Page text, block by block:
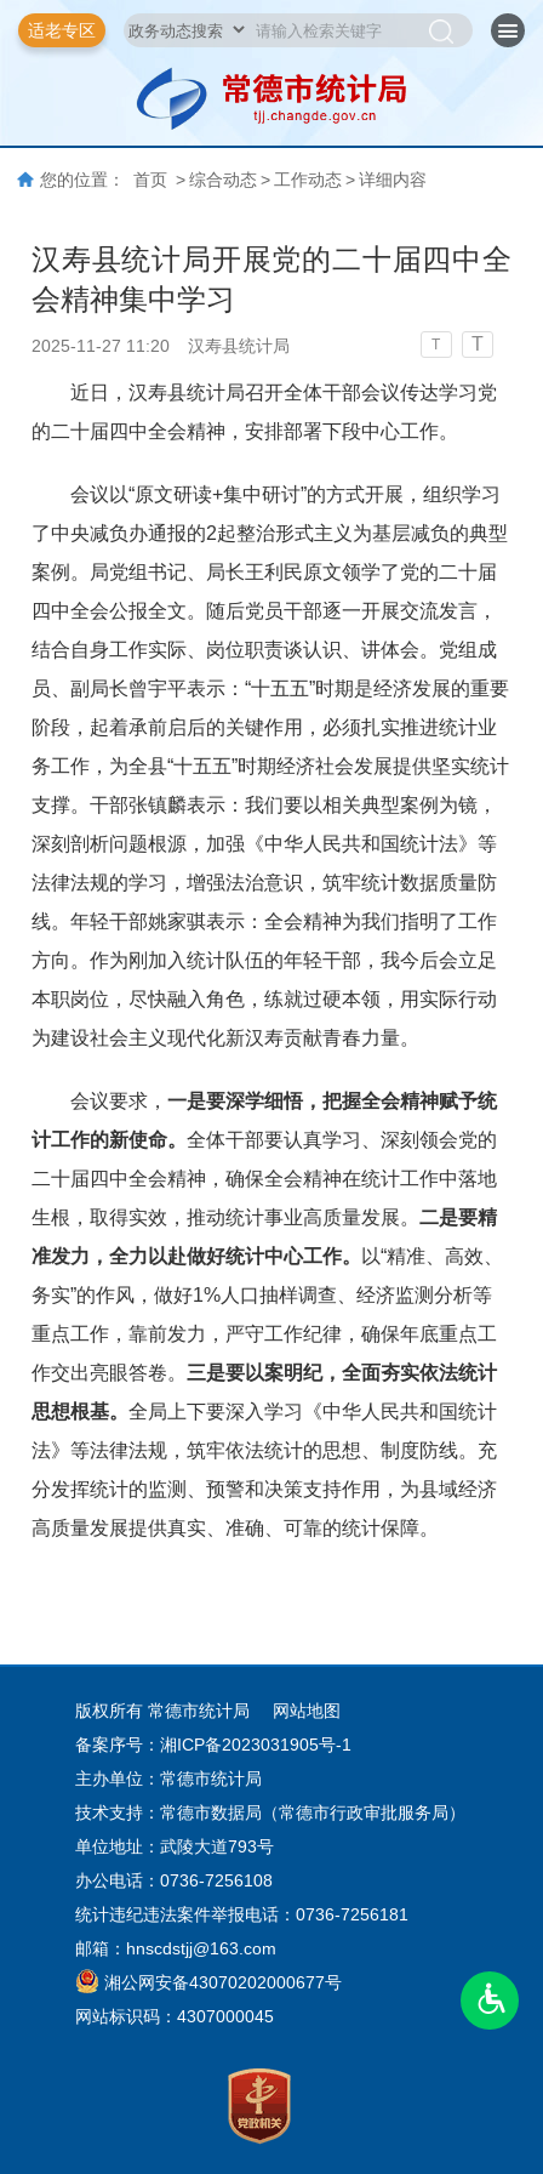
适老专区
您的位置： 首页 > 综合动态 > 工作动态 > 详细内容
汉寿县统计局开展党的二十届四中全
会精神集中学习
2025-11-27 11:20 汉寿县统计局 T T
近日，汉寿县统计局召开全体干部会议传达学习党
的二十届四中全会精神，安排部署下段中心工作。
会议以“原文研读+集中研讨”的方式开展，组织学习
了中央减负办通报的2起整治形式主义为基层减负的典型
案例。局党组书记、局长王利民原文领学了党的二十届
四中全会公报全文。随后党员干部逐一开展交流发言，
结合自身工作实际、岗位职责谈认识、讲体会。党组成
员、副局长曾宇平表示：“十五五”时期是经济发展的重要
阶段，起着承前启后的关键作用，必须扎实推进统计业
务工作，为全县“十五五”时期经济社会发展提供坚实统计
支撑。干部张镇麟表示：我们要以相关典型案例为镜，
深刻剖析问题根源，加强《中华人民共和国统计法》等
法律法规的学习，增强法治意识，筑牢统计数据质量防
线。年轻干部姚家骐表示：全会精神为我们指明了工作
方向。作为刚加入统计队伍的年轻干部，我今后会立足
本职岗位，尽快融入角色，练就过硬本领，用实际行动
为建设社会主义现代化新汉寿贡献青春力量。
会议要求，一是要深学细悟，把握全会精神赋予统
计工作的新使命。全体干部要认真学习、深刻领会党的
二十届四中全会精神，确保全会精神在统计工作中落地
生根，取得实效，推动统计事业高质量发展。二是要精
准发力，全力以赴做好统计中心工作。
以“精准、高效、
务实”的作风，做好1%人口抽样调查、经济监测分析等
重点工作，靠前发力，严守工作纪律，确保年底重点工
作交出亮眼答卷。 三是要以案明纪，全面夯实依法统计
思想根基。全局上下要深入学习《中华人民共和国统计
法》等法律法规，筑牢依法统计的思想、制度防线。充
分发挥统计的监测、预警和决策支持作用，为县域经济
高质量发展提供真实、准确、可靠的统计保障。
版权所有 常德市统计局
网站地图
备案序号：湘ICP备2023031905号-1
主办单位：常德市统计局
技术支持：常德市数据局（常德市行政审批服务局）
单位地址：武陵大道793号
办公电话：0736-7256108
统计违纪违法案件举报电话：0736-7256181
邮箱：hnscdstjj@163.com
湘公网安备43070202000677号
网站标识码：4307000045